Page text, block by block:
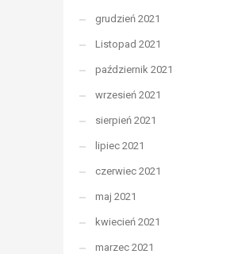
grudzień 2021
Listopad 2021
październik 2021
wrzesień 2021
sierpień 2021
lipiec 2021
czerwiec 2021
maj 2021
kwiecień 2021
marzec 2021